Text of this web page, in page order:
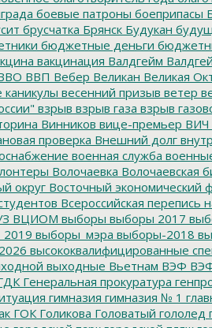
боевые патроны боеприпасы
брусчатка Брянск Будукан
бюджетные деньги
вакцинация Валдгейм
ВВП Вебер Великан Великая
каникулы весенний призыв ветер
взрыв взрыв газа взрыв
Винников вице-премьер ВИЧ
проверка Внешний долг
военная служба
Волочаевка Волочаевская
округ Восточный экономический
Всероссийская перепись
ВЦИОМ выборы выборы 2017
выборы_мэра выборы-2018
высококвалифицированные
выходные Вьетнам ВЭФ
Генеральная прокуратура
гимназия гимназия № 1
ГОК Голикова Головатый гололед